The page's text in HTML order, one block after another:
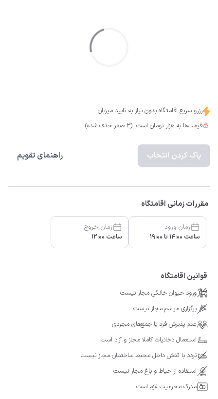
رزرو سریع اقامتگاه بدون نیاز به تایید میزبان
قیمت‌ها به هزار تومان است. (3 صفر حذف شده)
پاک کردن انتخاب راهنمای تقویم
مقررات زمانی اقامتگاه
زمان ورود
ساعت 14:00 تا 19:00
زمان خروج
ساعت 12:00
قوانین اقامتگاه
ورود حیوان خانگی مجاز نیست
برگزاری مراسم مجاز نیست
عدم پذیرش فرد یا جمع‌های مجردی
استعمال دخانیات کاملا مجاز و آزاد است
تردد با کفش داخل محیط ساختمان مجاز نیست
استفاده از حیاط و باغ مجاز نیست
مدرک محرمیت لازم است